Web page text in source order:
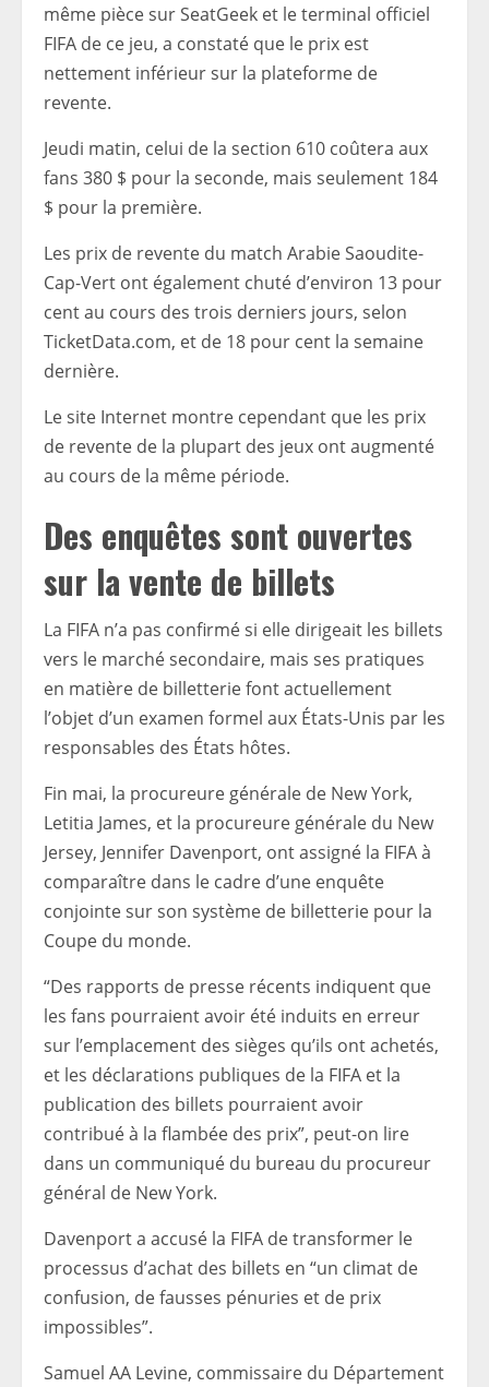
même pièce sur SeatGeek et le terminal officiel
FIFA de ce jeu, a constaté que le prix est
nettement inférieur sur la plateforme de
revente.
Jeudi matin, celui de la section 610 coûtera aux
fans 380 $ pour la seconde, mais seulement 184
$ pour la première.
Les prix de revente du match Arabie Saoudite-
Cap-Vert ont également chuté d’environ 13 pour
cent au cours des trois derniers jours, selon
TicketData.com, et de 18 pour cent la semaine
dernière.
Le site Internet montre cependant que les prix
de revente de la plupart des jeux ont augmenté
au cours de la même période.
Des enquêtes sont ouvertes
sur la vente de billets
La FIFA n’a pas confirmé si elle dirigeait les billets
vers le marché secondaire, mais ses pratiques
en matière de billetterie font actuellement
l’objet d’un examen formel aux États-Unis par les
responsables des États hôtes.
Fin mai, la procureure générale de New York,
Letitia James, et la procureure générale du New
Jersey, Jennifer Davenport, ont assigné la FIFA à
comparaître dans le cadre d’une enquête
conjointe sur son système de billetterie pour la
Coupe du monde.
“Des rapports de presse récents indiquent que
les fans pourraient avoir été induits en erreur
sur l’emplacement des sièges qu’ils ont achetés,
et les déclarations publiques de la FIFA et la
publication des billets pourraient avoir
contribué à la flambée des prix”, peut-on lire
dans un communiqué du bureau du procureur
général de New York.
Davenport a accusé la FIFA de transformer le
processus d’achat des billets en “un climat de
confusion, de fausses pénuries et de prix
impossibles”.
Samuel AA Levine, commissaire du Département